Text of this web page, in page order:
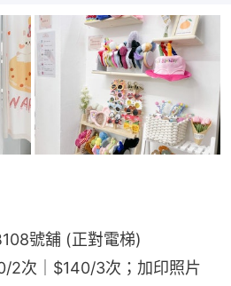
號舖 (正對電梯)
2次｜$140/3次；加印照片